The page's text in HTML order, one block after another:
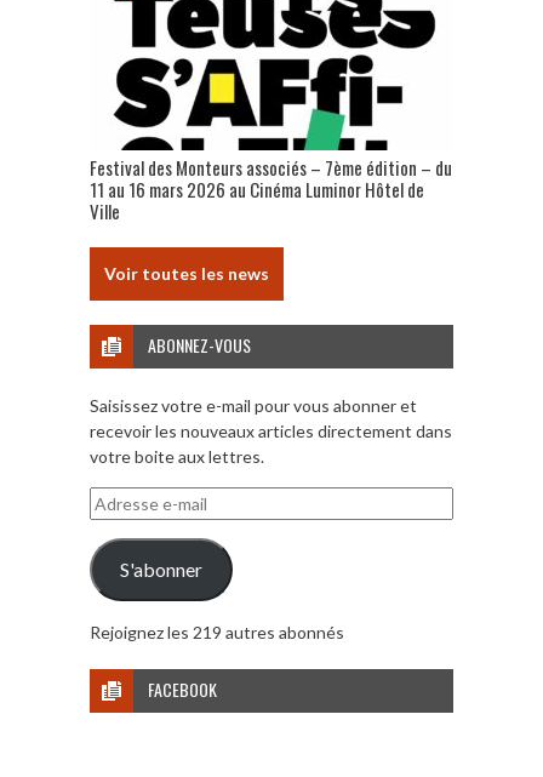
Festival des Monteurs associés – 7ème édition – du
11 au 16 mars 2026 au Cinéma Luminor Hôtel de
Ville
Voir toutes les news
ABONNEZ-VOUS
Saisissez votre e-mail pour vous abonner et
recevoir les nouveaux articles directement dans
votre boite aux lettres.
Adresse
e-
mail
S'abonner
Rejoignez les 219 autres abonnés
FACEBOOK